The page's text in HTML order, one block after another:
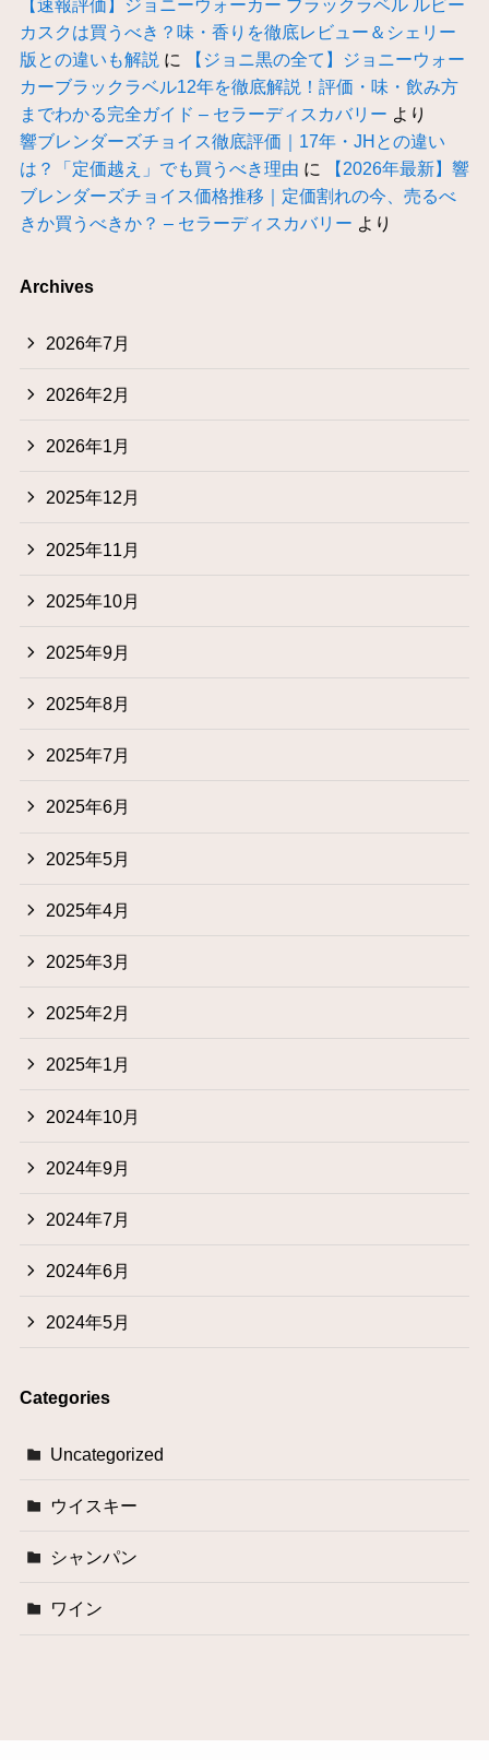
【速報評価】ジョニーウォーカー ブラックラベル ルビー
カスクは買うべき？味・香りを徹底レビュー＆シェリー
版との違いも解説 に
【ジョニ黒の全て】ジョニーウォー
カーブラックラベル12年を徹底解説！評価・味・飲み方
までわかる完全ガイド – セラーディスカバリー より
響ブレンダーズチョイス徹底評価｜17年・JHとの違い
は？「定価越え」でも買うべき理由 に
【2026年最新】響
ブレンダーズチョイス価格推移｜定価割れの今、売るべ
きか買うべきか？ – セラーディスカバリー より
Archives
2026年7月
2026年2月
2026年1月
2025年12月
2025年11月
2025年10月
2025年9月
2025年8月
2025年7月
2025年6月
2025年5月
2025年4月
2025年3月
2025年2月
2025年1月
2024年10月
2024年9月
2024年7月
2024年6月
2024年5月
Categories
Uncategorized
ウイスキー
シャンパン
ワイン